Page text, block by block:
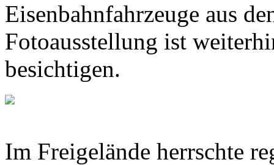
Eisenbahnfahrzeuge aus
Fotoausstellung ist
besichtigen.
Im Freigelände herrschte